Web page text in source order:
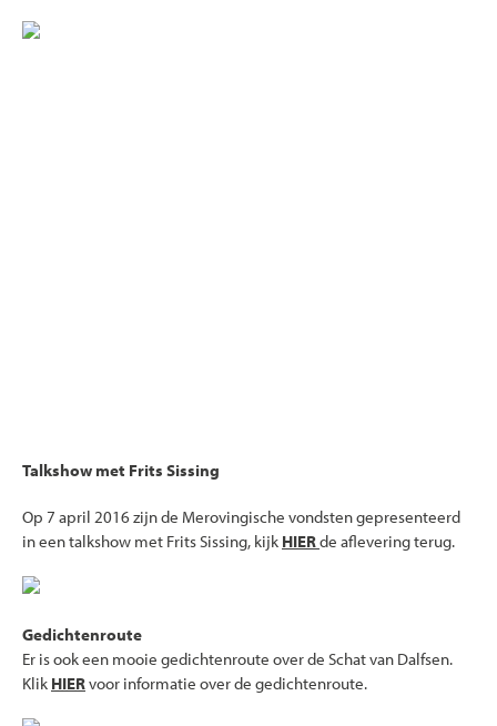
Talkshow met Frits Sissing
Op 7 april 2016 zijn de Merovingische vondsten gepresenteerd
in een talkshow met Frits Sissing, kijk HIERde aflevering terug.
Gedichtenroute
Er is ook een mooie gedichtenroute over de Schat van Dalfsen.
Klik HIERvoor informatie over de gedichtenroute.